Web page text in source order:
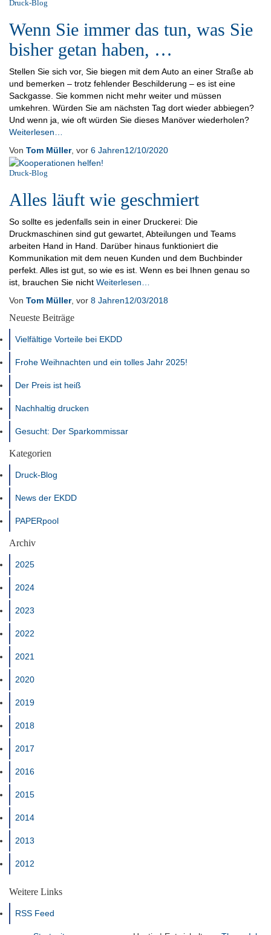
Druck-Blog
Wenn Sie immer das tun, was Sie
bisher getan haben, …
Stellen Sie sich vor, Sie biegen mit dem Auto an einer Straße ab
und bemerken – trotz fehlender Beschilderung – es ist eine
Sackgasse. Sie kommen nicht mehr weiter und müssen
umkehren. Würden Sie am nächsten Tag dort wieder abbiegen?
Und wenn ja, wie oft würden Sie dieses Manöver wiederholen?
Weiterlesen…
Von Tom Müller, vor 6 Jahren12/10/2020
Druck-Blog
Alles läuft wie geschmiert
So sollte es jedenfalls sein in einer Druckerei: Die
Druckmaschinen sind gut gewartet, Abteilungen und Teams
arbeiten Hand in Hand. Darüber hinaus funktioniert die
Kommunikation mit dem neuen Kunden und dem Buchbinder
perfekt. Alles ist gut, so wie es ist. Wenn es bei Ihnen genau so
ist, brauchen Sie nicht Weiterlesen…
Von Tom Müller, vor 8 Jahren12/03/2018
Neueste Beiträge
Vielfältige Vorteile bei EKDD
Frohe Weihnachten und ein tolles Jahr 2025!
Der Preis ist heiß
Nachhaltig drucken
Gesucht: Der Sparkommissar
Kategorien
Druck-Blog
News der EKDD
PAPERpool
Archiv
2025
2024
2023
2022
2021
2020
2019
2018
2017
2016
2015
2014
2013
2012
Weitere Links
RSS Feed